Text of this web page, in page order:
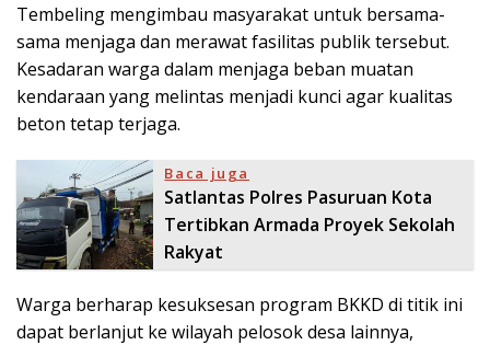
Tembeling mengimbau masyarakat untuk bersama-
sama menjaga dan merawat fasilitas publik tersebut.
Kesadaran warga dalam menjaga beban muatan
kendaraan yang melintas menjadi kunci agar kualitas
beton tetap terjaga.
Baca juga
Satlantas Polres Pasuruan Kota
Tertibkan Armada Proyek Sekolah
Rakyat
Warga berharap kesuksesan program BKKD di titik ini
dapat berlanjut ke wilayah pelosok desa lainnya,